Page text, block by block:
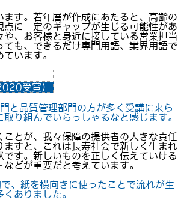
す。若年層が作成にあたると、高齢の
に一定のギャップが生じる可能性があ
、お客様と身近に接している営業担当
も、できるだけ専門用語、業界用語で
います。
受賞）
と品質管理部門の方が多く受講に来ら
り組んでいらっしゃるなと感じます。
とが、我々保障の提供者の大きな責任
すと、これは長寿社会で新しく生まれ
す。新しいものを正しく伝えていける
どが重要だと考えています。
、紙を横向きに使ったことで流れが生
ありました。